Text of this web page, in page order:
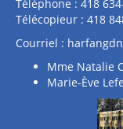
Téléphone : 418
Télécopieur : 418
Courriel :
Mme Natalie
Marie-Ève